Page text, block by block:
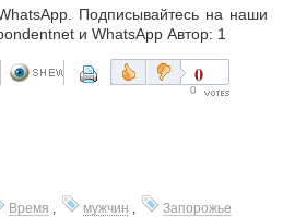
Подписывайтесь на наши
и WhatsApp Автор: 1
0
0
Время , мужчин ,
Запорожье